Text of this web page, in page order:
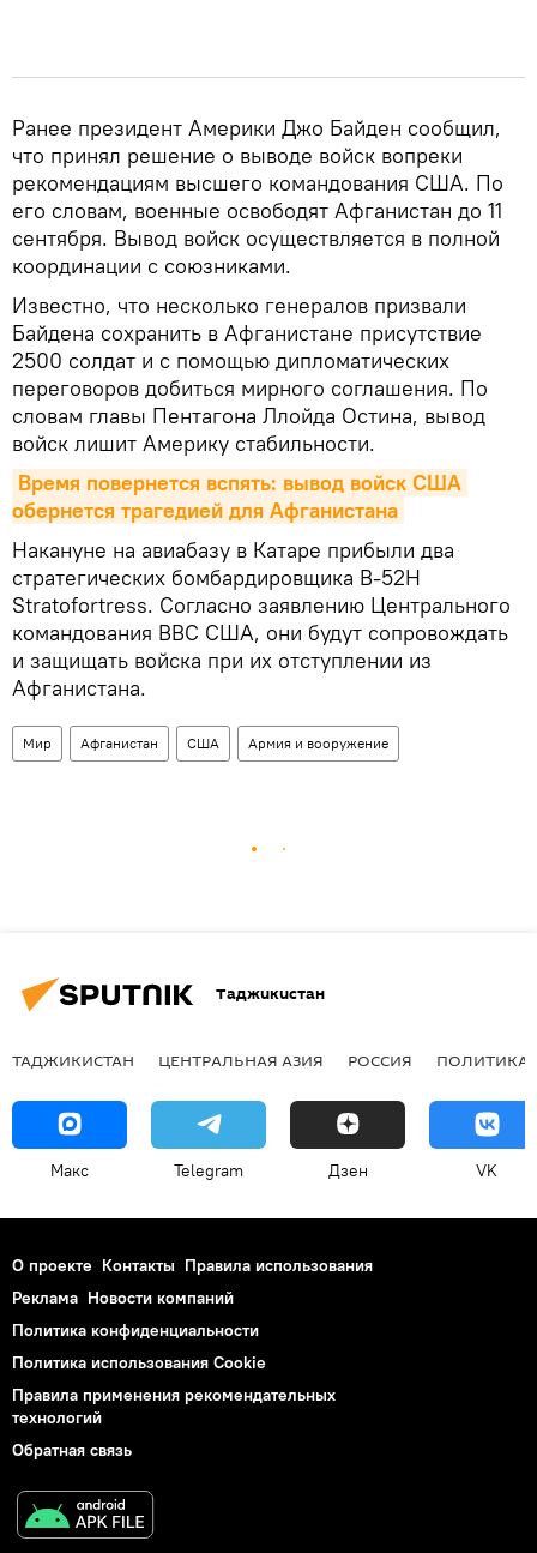
Ранее президент Америки Джо Байден сообщил,
что принял решение о выводе войск вопреки
рекомендациям высшего командования США. По
его словам, военные освободят Афганистан до 11
сентября. Вывод войск осуществляется в полной
координации с союзниками.
Известно, что несколько генералов призвали
Байдена сохранить в Афганистане присутствие
2500 солдат и с помощью дипломатических
переговоров добиться мирного соглашения. По
словам главы Пентагона Ллойда Остина, вывод
войск лишит Америку стабильности.
Время повернется вспять: вывод войск США
обернется трагедией для Афганистана
Накануне на авиабазу в Катаре прибыли два
стратегических бомбардировщика B-52H
Stratofortress. Согласно заявлению Центрального
командования ВВС США, они будут сопровождать
и защищать войска при их отступлении из
Афганистана.
Мир Афганистан США Армия и вооружение
Таджикистан
ТАДЖИКИСТАН ЦЕНТРАЛЬНАЯ АЗИЯ РОССИЯ ПОЛИТИКА
Макс Telegram Дзен VK
О проекте Контакты Правила использования
Реклама Новости компаний
Политика конфиденциальности
Политика использования Cookie
Правила применения рекомендательных
технологий
Обратная связь